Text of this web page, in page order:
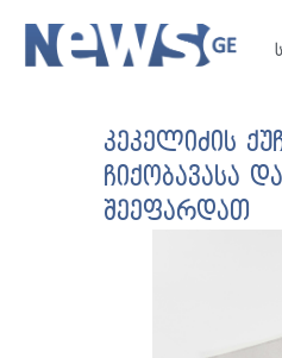
კეკელიძის
ჩიქობავასა
შეეფარდათ